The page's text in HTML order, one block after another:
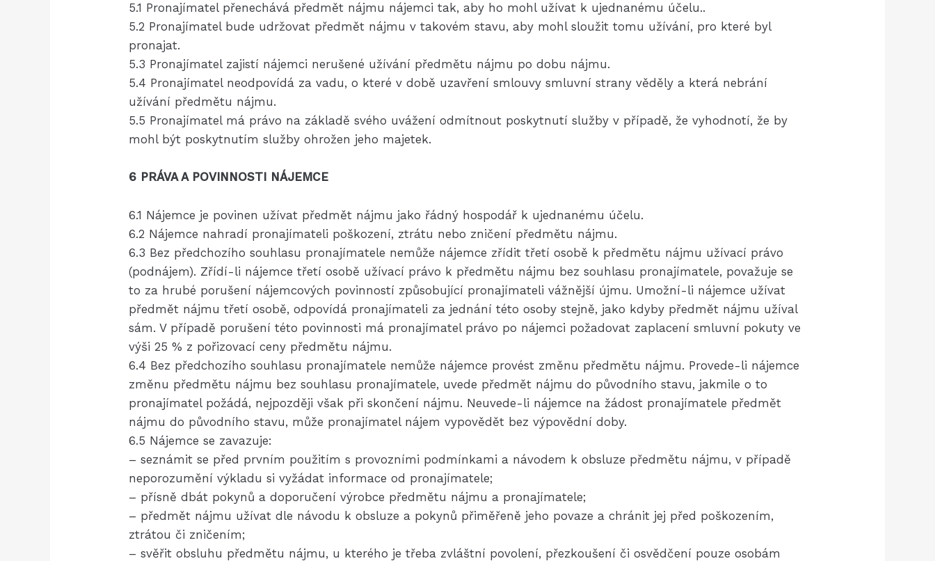
5.1 Pronajímatel přenechává předmět nájmu nájemci tak, aby ho mohl užívat k ujednanému účelu..
5.2 Pronajímatel bude udržovat předmět nájmu v takovém stavu, aby mohl sloužit tomu užívání, pro které byl
pronajat.
5.3 Pronajímatel zajistí nájemci nerušené užívání předmětu nájmu po dobu nájmu.
5.4 Pronajímatel neodpovídá za vadu, o které v době uzavření smlouvy smluvní strany věděly a která nebrání
užívání předmětu nájmu.
5.5 Pronajímatel má právo na základě svého uvážení odmítnout poskytnutí služby v případě, že vyhodnotí, že by
mohl být poskytnutím služby ohrožen jeho majetek.
6 PRÁVA A POVINNOSTI NÁJEMCE
6.1 Nájemce je povinen užívat předmět nájmu jako řádný hospodář k ujednanému účelu.
6.2 Nájemce nahradí pronajímateli poškození, ztrátu nebo zničení předmětu nájmu.
6.3 Bez předchozího souhlasu pronajímatele nemůže nájemce zřídit třetí osobě k předmětu nájmu užívací právo
(podnájem). Zřídí-li nájemce třetí osobě užívací právo k předmětu nájmu bez souhlasu pronajímatele, považuje se
to za hrubé porušení nájemcových povinností způsobující pronajímateli vážnější újmu. Umožní-li nájemce užívat
předmět nájmu třetí osobě, odpovídá pronajímateli za jednání této osoby stejně, jako kdyby předmět nájmu užíval
sám. V případě porušení této povinnosti má pronajímatel právo po nájemci požadovat zaplacení smluvní pokuty ve
výši 25 % z pořizovací ceny předmětu nájmu.
6.4 Bez předchozího souhlasu pronajímatele nemůže nájemce provést změnu předmětu nájmu. Provede-li nájemce
změnu předmětu nájmu bez souhlasu pronajímatele, uvede předmět nájmu do původního stavu, jakmile o to
pronajímatel požádá, nejpozději však při skončení nájmu. Neuvede-li nájemce na žádost pronajímatele předmět
nájmu do původního stavu, může pronajímatel nájem vypovědět bez výpovědní doby.
6.5 Nájemce se zavazuje:
– seznámit se před prvním použitím s provozními podmínkami a návodem k obsluze předmětu nájmu, v případě
neporozumění výkladu si vyžádat informace od pronajímatele;
– přísně dbát pokynů a doporučení výrobce předmětu nájmu a pronajímatele;
– předmět nájmu užívat dle návodu k obsluze a pokynů přiměřeně jeho povaze a chránit jej před poškozením,
ztrátou či zničením;
– svěřit obsluhu předmětu nájmu, u kterého je třeba zvláštní povolení, přezkoušení či osvědčení pouze osobám